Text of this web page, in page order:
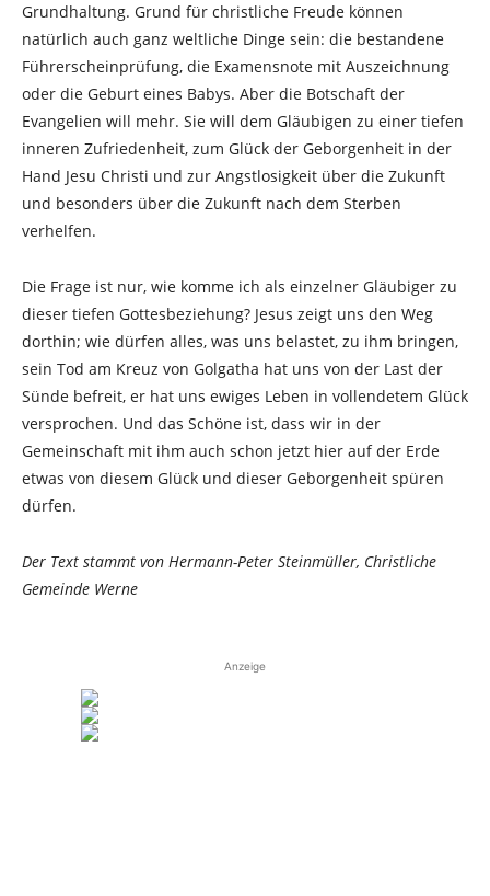
Grundhaltung. Grund für christliche Freude können
natürlich auch ganz weltliche Dinge sein: die bestandene
Führerscheinprüfung, die Examensnote mit Auszeichnung
oder die Geburt eines Babys. Aber die Botschaft der
Evangelien will mehr. Sie will dem Gläubigen zu einer tiefen
inneren Zufriedenheit, zum Glück der Geborgenheit in der
Hand Jesu Christi und zur Angstlosigkeit über die Zukunft
und besonders über die Zukunft nach dem Sterben
verhelfen.
Die Frage ist nur, wie komme ich als einzelner Gläubiger zu
dieser tiefen Gottesbeziehung? Jesus zeigt uns den Weg
dorthin; wie dürfen alles, was uns belastet, zu ihm bringen,
sein Tod am Kreuz von Golgatha hat uns von der Last der
Sünde befreit, er hat uns ewiges Leben in vollendetem Glück
versprochen. Und das Schöne ist, dass wir in der
Gemeinschaft mit ihm auch schon jetzt hier auf der Erde
etwas von diesem Glück und dieser Geborgenheit spüren
dürfen.
Der Text stammt von Hermann-Peter Steinmüller, Christliche
Gemeinde Werne
Anzeige